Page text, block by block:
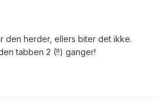
den herder, ellers biter det ikke.
tabben 2 (!!) ganger!